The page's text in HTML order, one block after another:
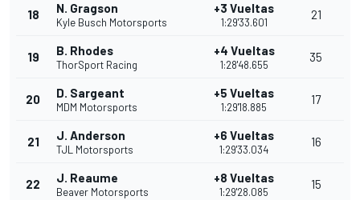
18 N. Gragson
Kyle Busch Motorsports
+3 Vueltas
1:29'33.601
21
19 B. Rhodes
ThorSport Racing
+4 Vueltas
1:28'48.655
35
20 D. Sargeant
MDM Motorsports
+5 Vueltas
1:29'18.885
17
21 J. Anderson
TJL Motorsports
+6 Vueltas
1:29'33.034
16
22 J. Reaume
Beaver Motorsports
+8 Vueltas
1:29'28.085
15